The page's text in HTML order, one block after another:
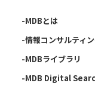
TEL：03-3434-6282
フォームの各項目
る場合、お問い合
-MDBとは
-情報コンサルティ
-MDBライブラリ
-MDB Digital